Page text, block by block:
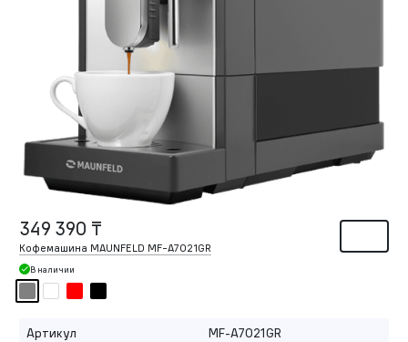
349 390 ₸
Кофемашина MAUNFELD MF-A7021GR
В наличии
Артикул
MF-A7021GR